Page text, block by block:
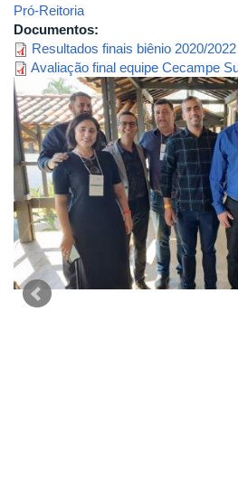
Pró-Reitoria
Documentos:
Resultados finais biênio 2020/2022
Avaliação final equipe Cecampe